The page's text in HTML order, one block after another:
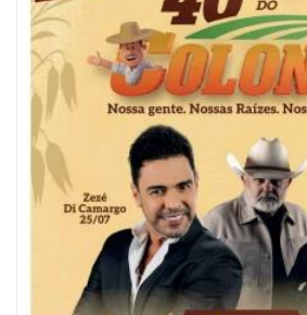
07/08/2026 | 07:00
Ambiental reforça descarte sustentável com
pilhas à logística reversa